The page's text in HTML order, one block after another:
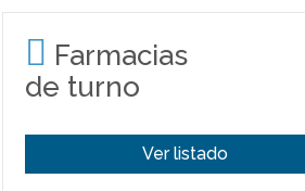
Farmacias
de turno
Ver listado